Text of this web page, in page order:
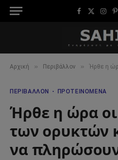
Facebook
X
Αρχική » Περιβάλλον » Ήρθε η ώρα οι
ΠΕΡΙΒΆΛΛΟΝ ΠΡΟΤΕΙΝΌΜΕΝΑ
Ήρθε η ώρα οι
των ορυκτών
να